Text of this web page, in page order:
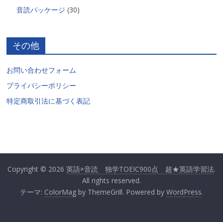
音読パッケージ (30)
その他
お問い合わせフォーム
プライバシーポリシー
特定商取引法に基づく表記
Copyright © 2026 英語×音読 独学TOEIC900点 超★英語学習法.
All rights reserved.
テーマ: ColorMagby ThemeGrill. Powered by WordPress.